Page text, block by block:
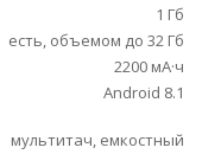
1 Гб
есть, объемом до 32 Гб
2200 мА·ч
Android 8.1
мультитач, емкостный